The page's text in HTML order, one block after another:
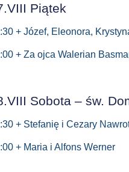
Piątek
+ Józef, Eleonora,
+ Za ojca Walerian
Sobota – św.
+ Stefanię i Cezary
+ Maria i Alfons Werner